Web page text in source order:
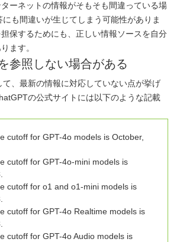
ーネットの情報がそもそも間違っている場
も間違いが生じてしまう可能性がありま
保するためにも、正しい情報ソースを自分
ます。
参照しない場合がある
、最新の情報に対応していない点が挙げ
の公式サイトには以下のような記載
cutoff for GPT-4o models is October,
cutoff for GPT-4o-mini models is
cutoff for o1 and o1-mini models is
cutoff for GPT-4o Realtime models is
cutoff for GPT-4o Audio models is